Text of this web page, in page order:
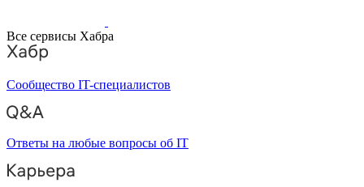
Все сервисы Хабра
Сообщество IT-специалистов
Ответы на любые вопросы об IT